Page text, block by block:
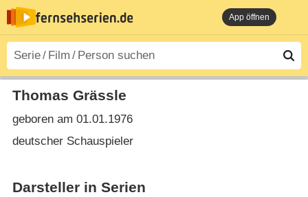
App öffnen
Thomas Grässle
geboren am 01.01.1976
deutscher Schauspieler
Darsteller in Serien